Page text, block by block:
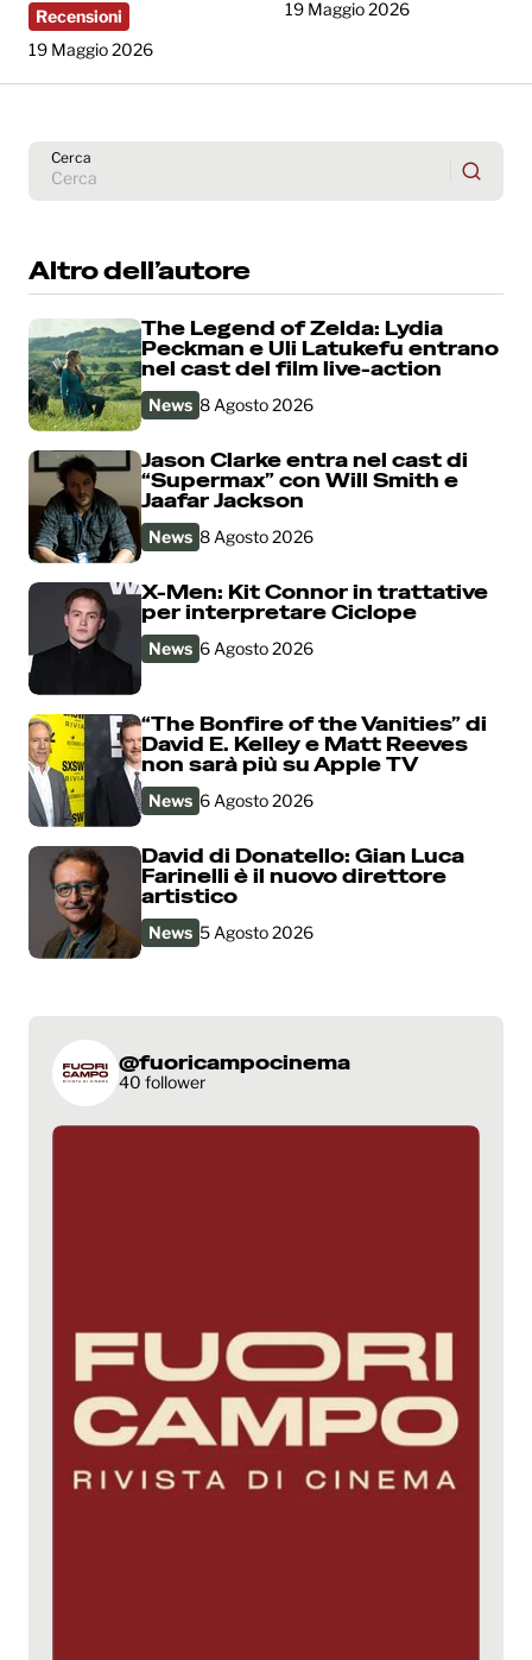
Recensioni
19 Maggio 2026
19 Maggio 2026
Cerca
Altro dell’autore
The Legend of Zelda: Lydia
Peckman e Uli Latukefu entrano
nel cast del film live-action
News 8 Agosto 2026
Jason Clarke entra nel cast di
“Supermax” con Will Smith e
Jaafar Jackson
News 8 Agosto 2026
X-Men: Kit Connor in trattative
per interpretare Ciclope
News 6 Agosto 2026
“The Bonfire of the Vanities” di
David E. Kelley e Matt Reeves
non sarà più su Apple TV
News 6 Agosto 2026
David di Donatello: Gian Luca
Farinelli è il nuovo direttore
artistico
News 5 Agosto 2026
@fuoricampocinema
40 follower